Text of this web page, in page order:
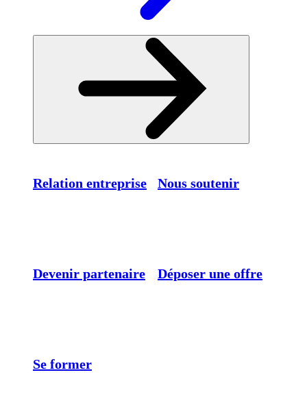
Relation entreprise Nous soutenir
Devenir partenaire Déposer une offre
Se former